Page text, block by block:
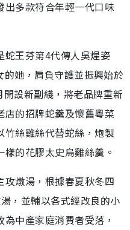
出多款符合年輕一代口味
蛇王芬第4代傳人吳煋姿
的她，肩負守護並振興始於
設新副綫，將老品牌重新
店的招牌蛇羹及懷舊粵菜
竹絲雞絲代替蛇絲，炮製
的花膠太史烏雞絲羹。
攻燉湯，根據春夏秋冬四
，並輔以各式經改良的小
中產家庭消費者受落，